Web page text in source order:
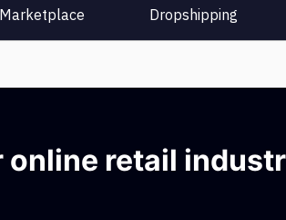
Marketplace Dropshipping
online retail